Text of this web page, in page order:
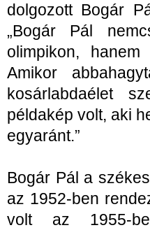
dolgozott Bogár
„Bogár Pál
olimpikon,
Amikor
kosárlabdaélet
példakép volt, aki
egyaránt.”
Bogár Pál a
az 1952-ben
volt az 1955-